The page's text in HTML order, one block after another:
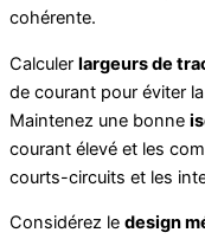
cohérente.
Calculer largeurs de
de courant pour éviter
Maintenez une bonne
courant élevé et les
courts-circuits et les
Considérez le design